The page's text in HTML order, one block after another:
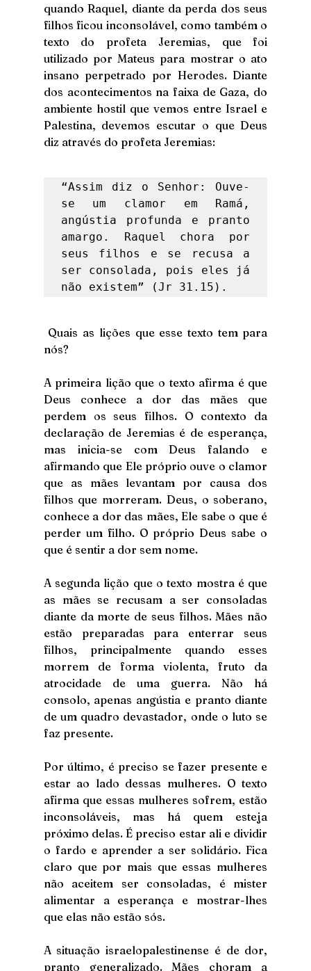
quando Raquel, diante da perda dos seus
filhos ficou inconsolável, como também o
texto do profeta Jeremias, que foi
utilizado por Mateus para mostrar o ato
insano perpetrado por Herodes. Diante
dos acontecimentos na faixa de Gaza, do
ambiente hostil que vemos entre Israel e
Palestina, devemos escutar o que Deus
diz através do profeta Jeremias:
“Assim diz o Senhor: Ouve-
se um clamor em Ramá,
angústia profunda e pranto
amargo. Raquel chora por
seus filhos e se recusa a
ser consolada, pois eles já
não existem” (Jr 31.15).
nós?
A primeira lição que o texto afirma é que
Deus conhece a dor das mães que
perdem os seus filhos. O contexto da
declaração de Jeremias é de esperança,
mas inicia-se com Deus falando e
afirmando que Ele próprio ouve o clamor
que as mães levantam por causa dos
filhos que morreram. Deus, o soberano,
conhece a dor das mães, Ele sabe o que é
perder um filho. O próprio Deus sabe o
que é sentir a dor sem nome.
A segunda lição que o texto mostra é que
as mães se recusam a ser consoladas
diante da morte de seus filhos. Mães não
estão preparadas para enterrar seus
filhos, principalmente quando esses
morrem de forma violenta, fruto da
atrocidade de uma guerra. Não há
consolo, apenas angústia e pranto diante
de um quadro devastador, onde o luto se
faz presente.
Por último, é preciso se fazer presente e
estar ao lado dessas mulheres. O texto
afirma que essas mulheres sofrem, estão
inconsoláveis, mas há quem esteja
próximo delas. É preciso estar ali e dividir
o fardo e aprender a ser solidário. Fica
claro que por mais que essas mulheres
não aceitem ser consoladas, é mister
alimentar a esperança e mostrar-lhes
que elas não estão sós.
A situação israelopalestinense é de dor,
pranto generalizado. Mães choram a